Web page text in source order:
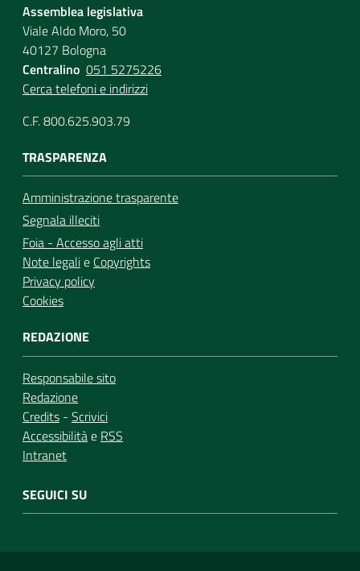
Assemblea legislativa
Viale Aldo Moro, 50
40127 Bologna
Centralino 051 5275226
Cerca telefoni e indirizzi
C.F. 800.625.903.79
TRASPARENZA
Amministrazione trasparente
Segnala illeciti
Foia - Accesso agli atti
Note legalie Copyrights
Privacy policy
Cookies
REDAZIONE
Responsabile sito
Redazione
Credits - Scrivici
Accessibilitàe RSS
Intranet
SEGUICI SU